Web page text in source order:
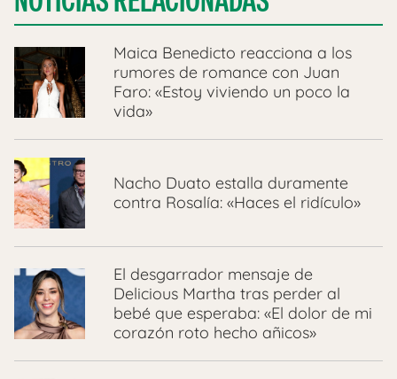
Maica Benedicto reacciona a los
rumores de romance con Juan
Faro: «Estoy viviendo un poco la
vida»
Nacho Duato estalla duramente
contra Rosalía: «Haces el ridículo»
El desgarrador mensaje de
Delicious Martha tras perder al
bebé que esperaba: «El dolor de mi
corazón roto hecho añicos»